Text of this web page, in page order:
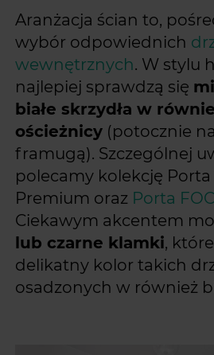
Aranżacja ścian to,
wybór odpowiednich
wewnętrznych. W stylu
najlepiej sprawdzą się
białe skrzydła w
ościeżnicy (potocznie
framugą). Szczególnej
polecamy kolekcję Porta
Premium oraz Porta
Ciekawym akcentem
lub czarne klamki,
delikatny kolor takich
osadzonych w również